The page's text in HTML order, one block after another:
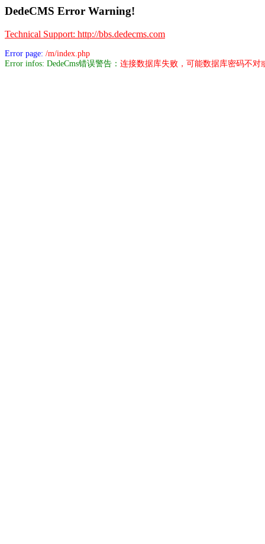
DedeCMS Error Warning!
Technical Support: http://bbs.dedecms.com
Error page: /m/index.php
Error infos: DedeCms错误警告： 连接数据库失败，可能数据库密码不对